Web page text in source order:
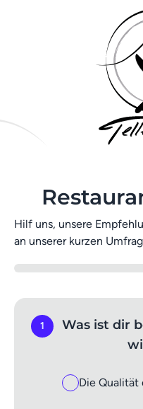
Hilf uns, unsere
an unserer kurzen
1
Was ist dir
Die Qualität